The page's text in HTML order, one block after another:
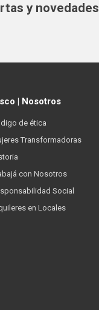
y novedades
| Nosotros
de ética
Transformadoras
con Nosotros
Social
en Locales